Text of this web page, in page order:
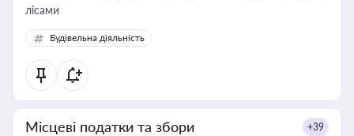
лісами
Будівельна діяльність
Місцеві податки та збори +39